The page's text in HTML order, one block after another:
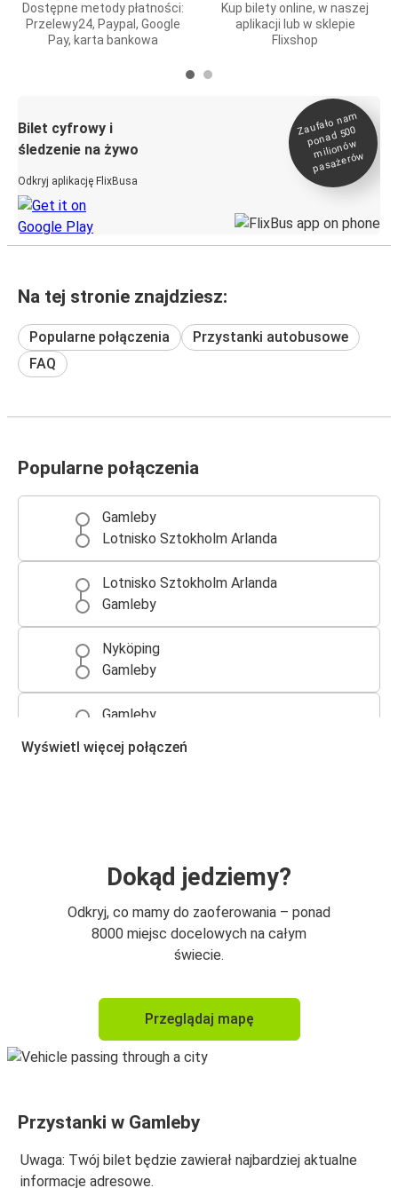
Dostępne metody płatności:
Przelewy24, Paypal, Google
Pay, karta bankowa
Kup bilety online, w naszej
aplikacji lub w sklepie
Flixshop
Bilet cyfrowy i
śledzenie na żywo
Odkryj aplikację FlixBusa
Zaufało na
m
ponad 500
milionó
w
pasażeró
w
Na tej stronie znajdziesz:
Popularne połączenia
Przystanki autobusowe
FAQ
Popularne połączenia
Gamleby
Lotnisko Sztokholm Arlanda
Lotnisko Sztokholm Arlanda
Gamleby
Nyköping
Gamleby
Gamleby
Wyświetl więcej połączeń
Dokąd jedziemy?
Odkryj, co mamy do zaoferowania – ponad
8000 miejsc docelowych na całym
świecie.
Przeglądaj mapę
Przystanki w Gamleby
Uwaga: Twój bilet będzie zawierał najbardziej aktualne
informacje adresowe.